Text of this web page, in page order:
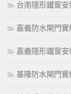
台南隱形鐵窗安
嘉義防水閘門實
嘉義隱形鐵窗安
基隆防水閘門實